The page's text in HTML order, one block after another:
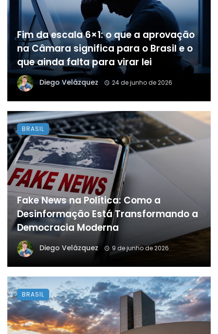
Fim da escala 6×1: o que a aprovação
na Câmara significa para o Brasil e o
que ainda falta para virar lei
Diego Velázquez 24 de junho de 2026
Fake News na Política: Como a
Desinformação Está Transformando a
Democracia Moderna
Diego Velázquez 9 de junho de 2026
BRASIL
BRASIL